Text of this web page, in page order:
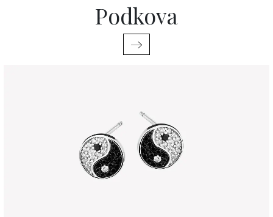
Podkova